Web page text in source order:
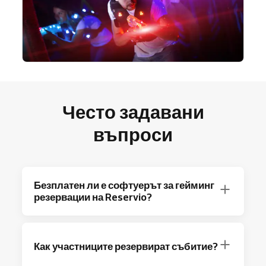
Често задавани
въпроси
Безплатен ли е софтуерът за гейминг
резервации на Reservio?
до 40 резервации на месец и основни
Как участниците резервират събитие?